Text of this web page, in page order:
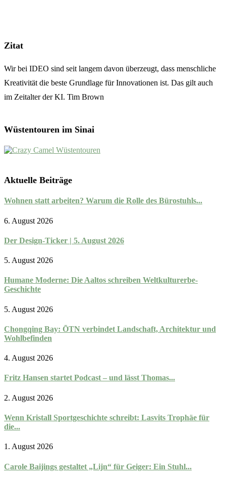
Zitat
Wir bei IDEO sind seit langem davon überzeugt, dass menschliche
Kreativität die beste Grundlage für Innovationen ist. Das gilt auch
im Zeitalter der KI. Tim Brown
Wüstentouren im Sinai
Aktuelle Beiträge
Wohnen statt arbeiten? Warum die Rolle des Bürostuhls...
6. August 2026
Der Design-Ticker | 5. August 2026
5. August 2026
Humane Moderne: Die Aaltos schreiben Weltkulturerbe-
Geschichte
5. August 2026
Chongqing Bay: ŌTN verbindet Landschaft, Architektur und
Wohlbefinden
4. August 2026
Fritz Hansen startet Podcast – und lässt Thomas...
2. August 2026
Wenn Kristall Sportgeschichte schreibt: Lasvits Trophäe für
die...
1. August 2026
Carole Baijings gestaltet „Lijn“ für Geiger: Ein Stuhl...